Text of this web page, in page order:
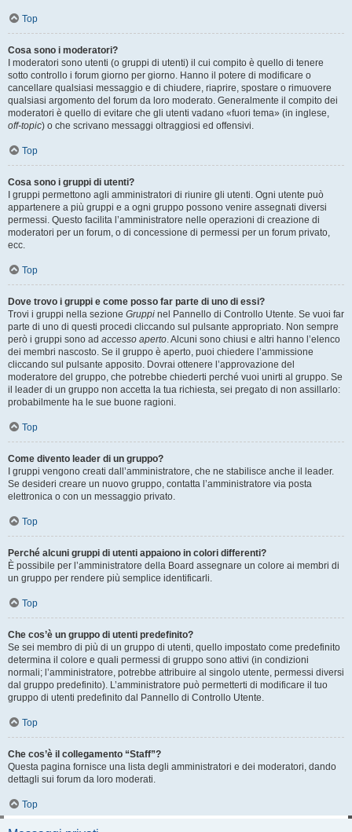
Top
Cosa sono i moderatori?
I moderatori sono utenti (o gruppi di utenti) il cui compito è quello di tenere
sotto controllo i forum giorno per giorno. Hanno il potere di modificare o
cancellare qualsiasi messaggio e di chiudere, riaprire, spostare o rimuovere
qualsiasi argomento del forum da loro moderato. Generalmente il compito dei
moderatori è quello di evitare che gli utenti vadano «fuori tema» (in inglese,
off-topic) o che scrivano messaggi oltraggiosi ed offensivi.
Top
Cosa sono i gruppi di utenti?
I gruppi permettono agli amministratori di riunire gli utenti. Ogni utente può
appartenere a più gruppi e a ogni gruppo possono venire assegnati diversi
permessi. Questo facilita l’amministratore nelle operazioni di creazione di
moderatori per un forum, o di concessione di permessi per un forum privato,
ecc.
Top
Dove trovo i gruppi e come posso far parte di uno di essi?
Trovi i gruppi nella sezione Gruppi nel Pannello di Controllo Utente. Se vuoi far
parte di uno di questi procedi cliccando sul pulsante appropriato. Non sempre
però i gruppi sono ad accesso aperto . Alcuni sono chiusi e altri hanno l’elenco
dei membri nascosto. Se il gruppo è aperto, puoi chiedere l’ammissione
cliccando sul pulsante apposito. Dovrai ottenere l’approvazione del
moderatore del gruppo, che potrebbe chiederti perché vuoi unirti al gruppo. Se
il leader di un gruppo non accetta la tua richiesta, sei pregato di non assillarlo:
probabilmente ha le sue buone ragioni.
Top
Come divento leader di un gruppo?
I gruppi vengono creati dall’amministratore, che ne stabilisce anche il leader.
Se desideri creare un nuovo gruppo, contatta l’amministratore via posta
elettronica o con un messaggio privato.
Top
Perché alcuni gruppi di utenti appaiono in colori differenti?
È possibile per l’amministratore della Board assegnare un colore ai membri di
un gruppo per rendere più semplice identificarli.
Top
Che cos’è un gruppo di utenti predefinito?
Se sei membro di più di un gruppo di utenti, quello impostato come predefinito
determina il colore e quali permessi di gruppo sono attivi (in condizioni
normali; l’amministratore, potrebbe attribuire al singolo utente, permessi diversi
dal gruppo predefinito). L’amministratore può permetterti di modificare il tuo
gruppo di utenti predefinito dal Pannello di Controllo Utente.
Top
Che cos’è il collegamento “Staff”?
Questa pagina fornisce una lista degli amministratori e dei moderatori, dando
dettagli sui forum da loro moderati.
Top